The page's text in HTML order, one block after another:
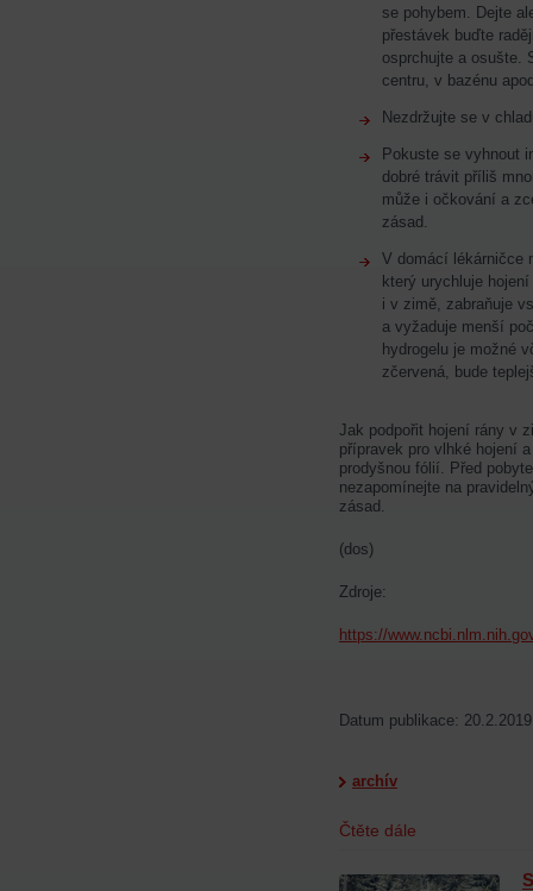
se pohybem. Dejte
přestávek buďte
osprchujte a osušte.
centru, v bazénu
Nezdržujte se v
Pokuste se vyhnout
dobré trávit příliš
může i očkování a
zásad.
V domácí lékárničce
který urychluje
i v zimě, zabraňuje
a vyžaduje menší
hydrogelu je možné
zčervená, bude
Jak podpořit hojení rány v
přípravek pro vlhké hojení
prodyšnou fólií. Před
nezapomínejte na
zásad.
(dos)
Zdroje:
https://
Datum publikace: 20.2.2019
archív
Čtěte dále